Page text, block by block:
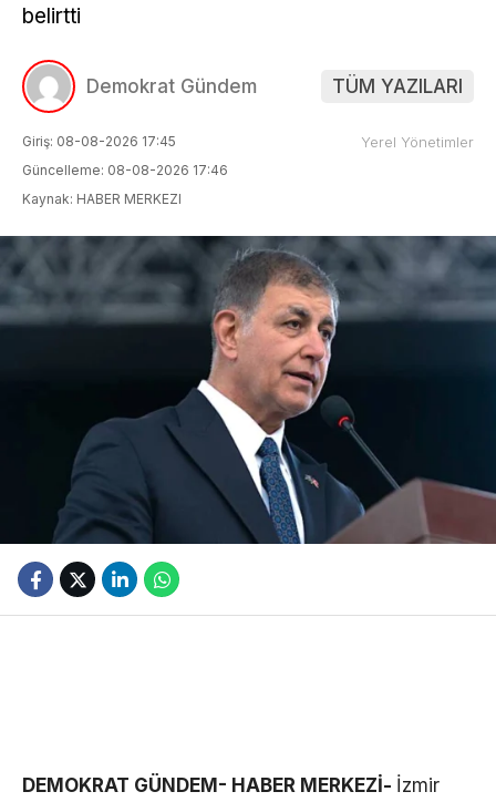
belirtti
Demokrat Gündem TÜM YAZILARI
Giriş: 08-08-2026 17:45
Güncelleme: 08-08-2026 17:46
Kaynak: HABER MERKEZI
Yerel Yönetimler
DEMOKRAT GÜNDEM- HABER MERKEZİ- İzmir